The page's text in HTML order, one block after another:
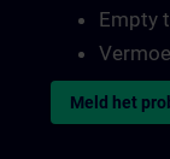
Empty
Meld het